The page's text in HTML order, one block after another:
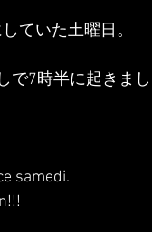
ていた土曜日。
で7時半に起きまし
samedi.